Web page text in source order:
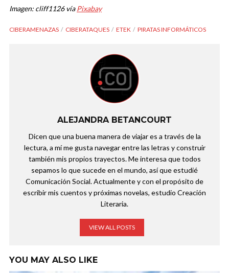
Imagen: cliff1126 víaPixabay
CIBERAMENAZAS CIBERATAQUES ETEK PIRATAS INFORMÁTICOS
ALEJANDRA BETANCOURT
Dicen que una buena manera de viajar es a través de la
lectura, a mí me gusta navegar entre las letras y construir
también mis propios trayectos. Me interesa que todos
sepamos lo que sucede en el mundo, así que estudié
Comunicación Social. Actualmente y con el propósito de
escribir mis cuentos y próximas novelas, estudio Creación
Literaria.
VIEW ALL POSTS
YOU MAY ALSO LIKE